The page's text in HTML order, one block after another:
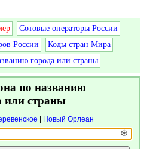
Сотовые операторы России
России
Коды стран Мира
города или страны
по названию
или страны
| Новый Орлеан
❄